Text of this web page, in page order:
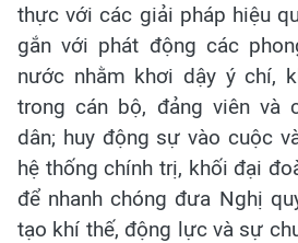
thực với các giải pháp hiệu
gắn với phát động các
nước nhằm khơi dậy ý chí,
trong cán bộ, đảng viên và
dân; huy động sự vào cuộc
hệ thống chính trị, khối đại
để nhanh chóng đưa Nghị
tạo khí thế, động lực và sự